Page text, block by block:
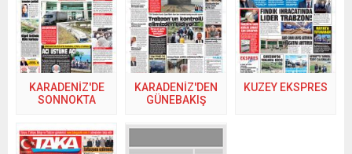
KARADENİZ'DE
SONNOKTA
KARADENİZ'DEN
GÜNEBAKIŞ
KUZEY EKSPRES